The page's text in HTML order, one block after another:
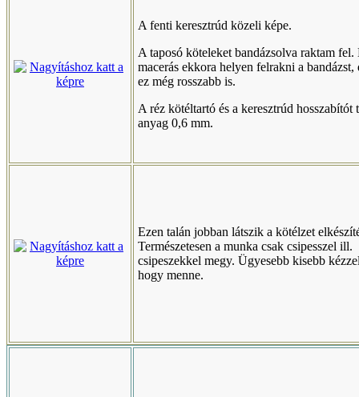
A fenti keresztrúd közeli képe.
A taposó köteleket bandázsolva raktam fel.
macerás ekkora helyen felrakni a bandázst,
ez még rosszabb is.
A réz kötéltartó és a keresztrúd hosszabítót
anyag 0,6 mm.
Ezen talán jobban látszik a kötélzet
Természetesen a munka csak csipesszel ill.
csipeszekkel megy. Ügyesebb kisebb
hogy menne.